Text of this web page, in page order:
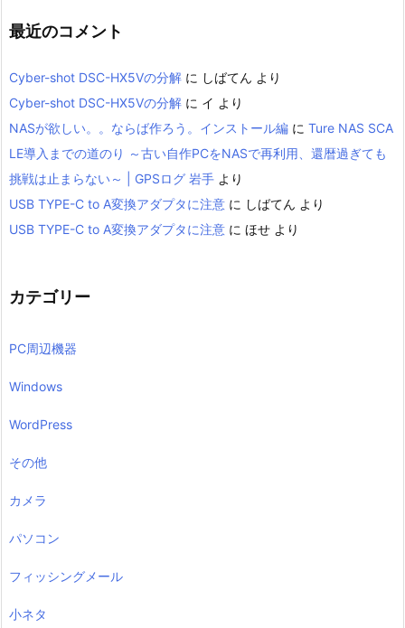
最近のコメント
Cyber-shot DSC-HX5Vの分解 に しばてん より
Cyber-shot DSC-HX5Vの分解 に イ より
NASが欲しい。。ならば作ろう。インストール編 に Ture NAS SCA
LE導入までの道のり ～古い自作PCをNASで再利用、還暦過ぎても
挑戦は止まらない～ | GPSログ 岩手 より
USB TYPE-C to A変換アダプタに注意 に しばてん より
USB TYPE-C to A変換アダプタに注意 に ほせ より
カテゴリー
PC周辺機器
Windows
WordPress
その他
カメラ
パソコン
フィッシングメール
小ネタ